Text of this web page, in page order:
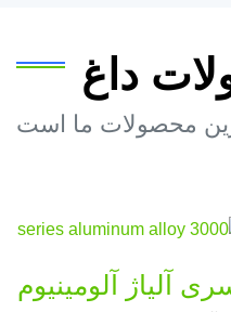
داغ
محصولات ما است